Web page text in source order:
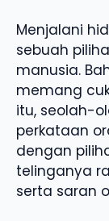
Menjalani
sebuah
manusia.
memang
itu, seolah-
perkataan
dengan
telinganya
serta saran